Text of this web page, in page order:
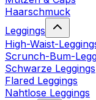
Haarschmuck
Leggings
High-Waist-
Scrunch-Bum-
Schwarze Leggings
Flared Leggings
Nahtlose Leggings